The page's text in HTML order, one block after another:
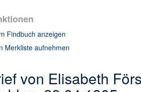
Findbuch anzeigen
Merkliste aufnehmen
von Elisabeth